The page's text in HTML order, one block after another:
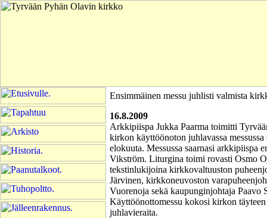
Ensimmäinen messu juhlisti valmista
16.8.2009
Arkkipiispa Jukka Paarma toimitti
kirkon käyttöönoton juhlavassa
elokuuta. Messussa saarnasi arkkipiispa
Vikström. Liturgina toimi rovasti Osmo
tekstinlukijoina kirkkovaltuuston
Järvinen, kirkkoneuvoston
Vuorenoja sekä kaupunginjohtaja Paavo
Käyttöönottomessu kokosi kirkon
juhlavieraita.